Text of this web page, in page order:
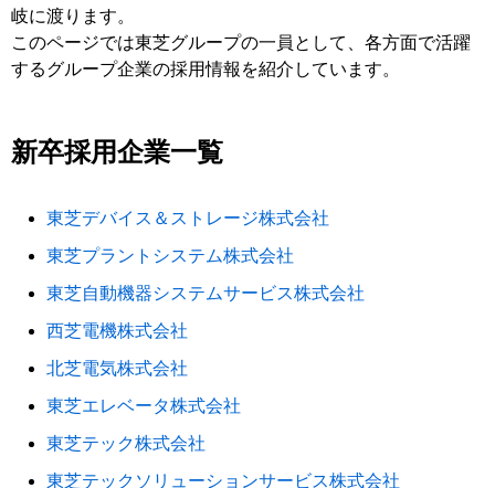
岐に渡ります。
このページでは東芝グループの一員として、各方面で活躍
するグループ企業の採用情報を紹介しています。
新卒採用企業一覧
東芝デバイス＆ストレージ株式会社
東芝プラントシステム株式会社
東芝自動機器システムサービス株式会社
西芝電機株式会社
北芝電気株式会社
東芝エレベータ株式会社
東芝テック株式会社
東芝テックソリューションサービス株式会社